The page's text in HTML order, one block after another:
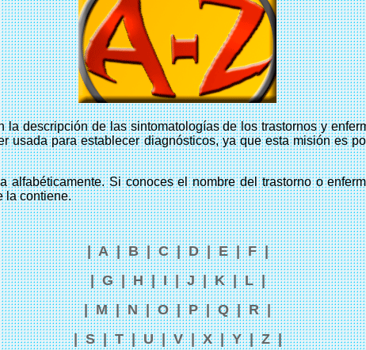
descripción de las sintomatologías de los trastornos y
usada para establecer diagnósticos, ya que esta misión es
alfabéticamente. Si conoces el nombre del trastorno o
la contiene.
|A|B|C|D|E|F|
|G|H|I|J|K|L|
|M|N|O|P|Q|R|
|S|T|U|V|X|Y|Z|